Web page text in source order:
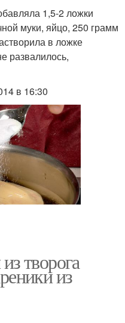
1,5-2 ложки
муки, яйцо, 250 грамм
в ложке
развалилось,
в 16:30
творога
из